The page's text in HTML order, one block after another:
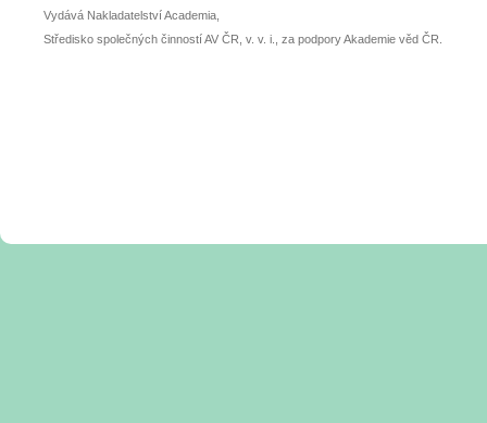
Vydává Nakladatelství Academia,
Středisko společných činností AV ČR, v. v. i., za podpory Akademie věd ČR.